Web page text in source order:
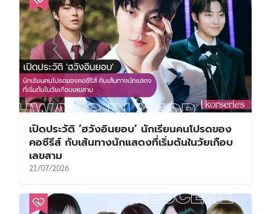
เปิดประวัติ ‘ฮวังอินยอบ’ นักเรียนคนโปรดของ
คอซีรีส์ กับเส้นทางนักแสดงที่เริ่มต้นในวัยเกือบ
เลขสาม
21/07/2026